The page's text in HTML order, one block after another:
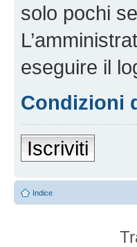
solo pochi
eseguire il
Condizioni
Iscriviti
Indice